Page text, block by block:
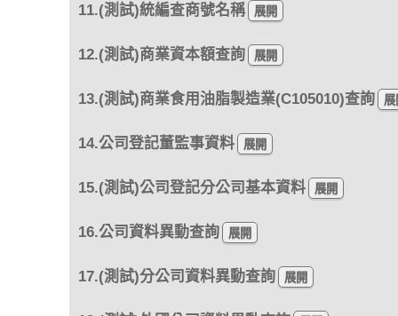
11.(測試)統編查商號名稱
12.(測試)商業資本額查詢
13.(測試)商業食用油脂製造業(C105010)查詢
14.公司登記董監事資料
15.(測試)公司登記分公司基本資料
16.公司資料異動查詢
17.(測試)分公司資料異動查詢